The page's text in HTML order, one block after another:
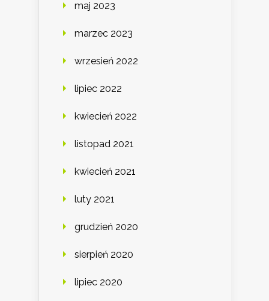
maj 2023
marzec 2023
wrzesień 2022
lipiec 2022
kwiecień 2022
listopad 2021
kwiecień 2021
luty 2021
grudzień 2020
sierpień 2020
lipiec 2020